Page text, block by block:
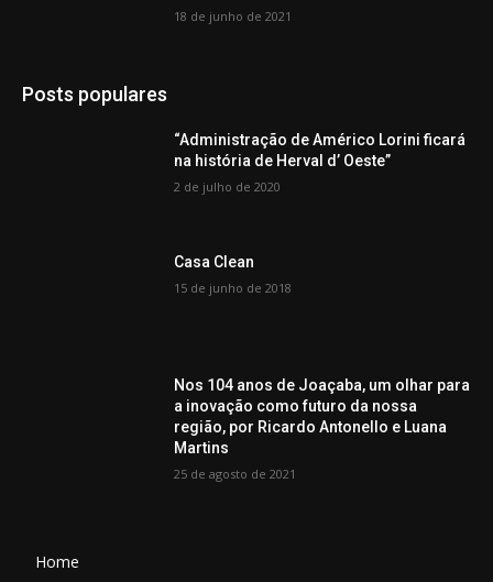
18 de junho de 2021
Posts populares
“Administração de Américo Lorini ficará
na história de Herval d’ Oeste”
2 de julho de 2020
Casa Clean
15 de junho de 2018
Nos 104 anos de Joaçaba, um olhar para
a inovação como futuro da nossa
região, por Ricardo Antonello e Luana
Martins
25 de agosto de 2021
Home